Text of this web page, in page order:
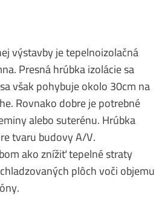
výstavby je tepelnoizolačná
Presná hrúbka izolácie sa
však pohybuje okolo 30cm na
Rovnako dobre je potrebné
alebo suterénu. Hrúbka
tvaru budovy A/V.
ako znížiť tepelné straty
plôch voči objemu